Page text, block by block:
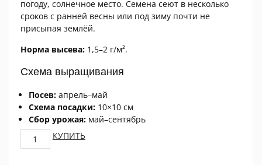
погоду, солнечное место. Семена сеют в несколько
сроков с ранней весны или под зиму почти не
присыпая землёй.
Норма высева: 1,5–2 г/м².
Схема выращивания
Посев: апрель–май
Схема посадки: 10×10 см
Сбор урожая: май–сентябрь
Семена
Укроп
КУПИТЬ